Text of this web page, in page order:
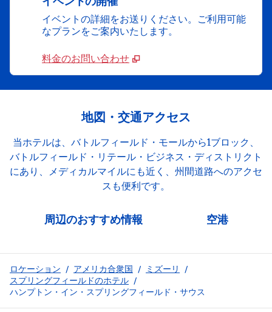
イベントの詳細をお送りください。ご利用可能
なプランをご案内いたします。
料金のお問い合わせ
地図・交通アクセス
当ホテルは、バトルフィールド・モールから1ブロック、
バトルフィールド・リテール・ビジネス・ディストリクト
にあり、メディカルマイルにも近く、州間道路へのアクセ
スも便利です。
周辺のおすすめ情報 空港
ロケーション / アメリカ合衆国 / ミズーリ
/
スプリングフィールドのホテル /
ハンプトン・イン・スプリングフィールド・サウス